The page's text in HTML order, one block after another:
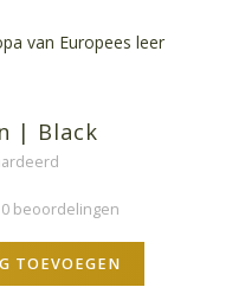
van Europees leer
| Black
beoordelingen
TOEVOEGEN